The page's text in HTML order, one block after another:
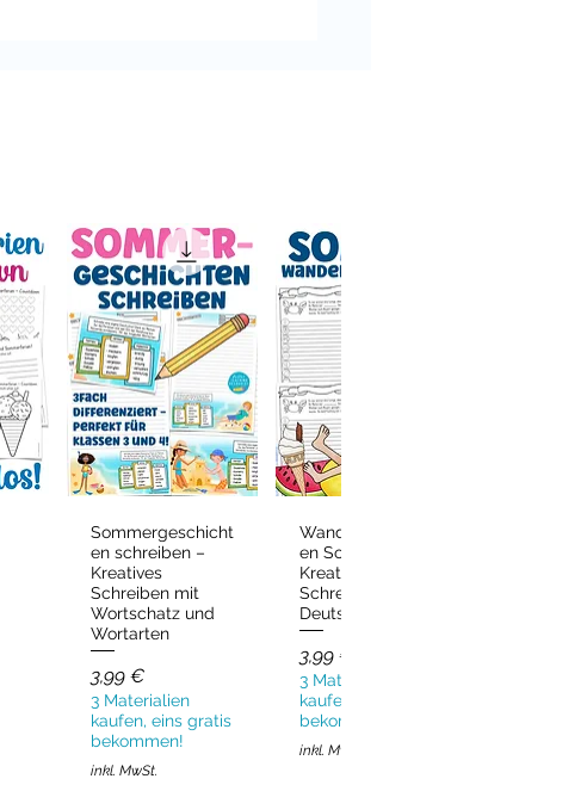
Schnellansicht
Sommergeschicht
en schreiben –
Kreatives
Schreiben mit
Wortschatz und
Wortarten
Preis
3,99 €
3 Materialien
kaufen, eins gratis
bekommen!
inkl. MwSt.
Schnellansicht
Wandergeschicht
en Sommer –
Kreatives
Schreiben
Deutsch & DaZ
Preis
3,99 €
3 Materialien
kaufen, eins gratis
bekommen!
inkl. MwSt.